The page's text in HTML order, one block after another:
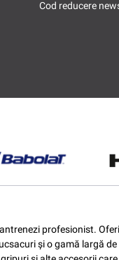
Cod reducere
profesionist.
și o gamă largă